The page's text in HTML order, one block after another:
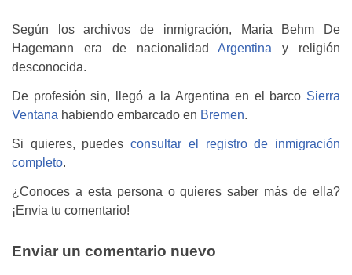
Según los archivos de inmigración, Maria Behm De
Hagemann era de nacionalidadArgentina y religión
desconocida.
De profesión sin, llegó a la Argentina en el barco Sierra
Ventana habiendo embarcado en Bremen.
Si quieres, puedesconsultar el registro de inmigración
completo.
¿Conoces a esta persona o quieres saber más de ella?
¡Envia tu comentario!
Enviar un comentario nuevo